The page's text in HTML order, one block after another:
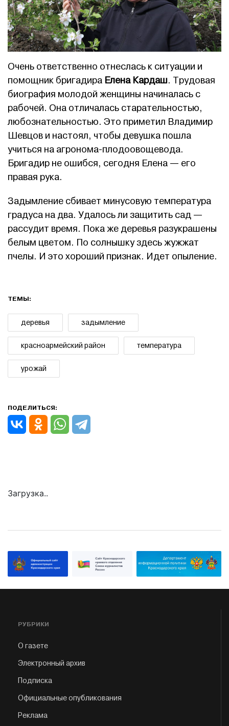
Очень ответственно отнеслась к ситуации и
помощник бригадира Елена Кардаш. Трудовая
биография молодой женщины начиналась с
рабочей. Она отличалась старательностью,
любознательностью. Это приметил Владимир
Шевцов и настоял, чтобы девушка пошла
учиться на агронома-плодоовощевода.
Бригадир не ошибся, сегодня Елена — его
правая рука.
Задымление сбивает минусовую температура
градуса на два. Удалось ли защитить сад —
рассудит время. Пока же деревья разукрашены
белым цветом. По солнышку здесь жужжат
пчелы. И это хороший признак. Идет опыление.
ТЕМЫ:
деревья задымление
красноармейский район температура
урожай
ПОДЕЛИТЬСЯ:
Загрузка..
РУБРИКИ
О газете
Электронный архив
Подписка
Официальные опубликования
Реклама